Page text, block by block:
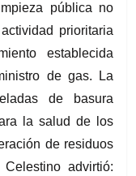
pública no
prioritaria
establecida
de gas. La
de basura
la salud de los
de residuos